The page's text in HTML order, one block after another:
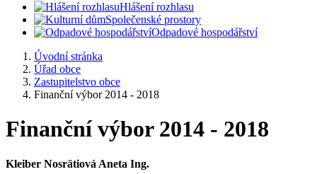
Hlášení rozhlasu
Společenské prostory
Odpadové hospodářství
Úvodní stránka
Úřad obce
Zastupitelstvo obce
Finanční výbor 2014 - 2018
Finanční výbor 2014 - 2018
Kleiber Nosrätiová Aneta Ing.